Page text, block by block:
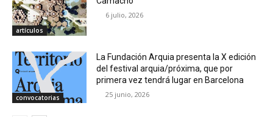
artículos
6 julio, 2026
convocatorias
La Fundación Arquia presenta la X edición
del festival arquia/próxima, que por
primera vez tendrá lugar en Barcelona
25 junio, 2026